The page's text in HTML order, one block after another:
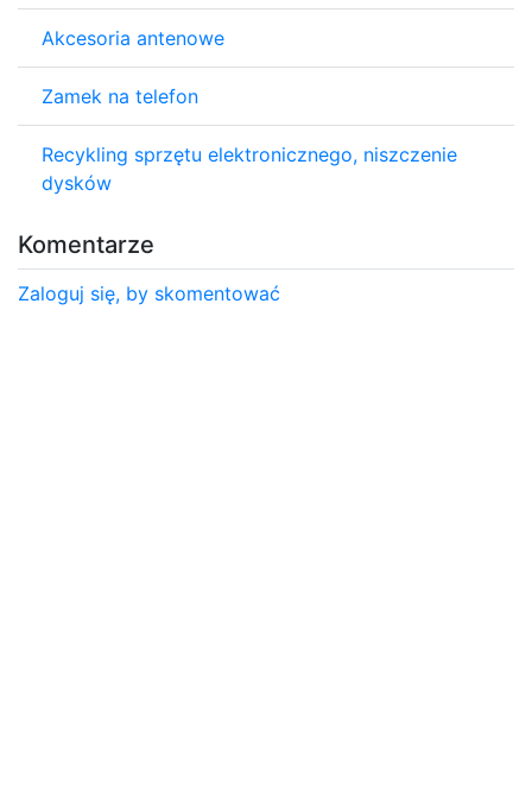
Akcesoria antenowe
Zamek na telefon
Recykling sprzętu elektronicznego, niszczenie
dysków
Komentarze
Zaloguj się, by skomentować